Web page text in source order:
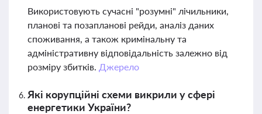
Використовують сучасні "розумні" лічильники,
планові та позапланові рейди, аналіз даних
споживання, а також кримінальну та
адміністративну відповідальність залежно від
розміру збитків. Джерело
Які корупційні схеми викрили у сфері
енергетики України?